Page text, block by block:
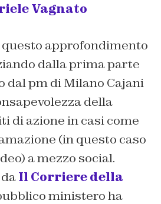
Vagnato
approfondimento
dalla prima parte
dal pm di Milano Cajani
della
di azione in casi come
(in questo caso
a mezzo social.
Il Corriere della
ministero ha